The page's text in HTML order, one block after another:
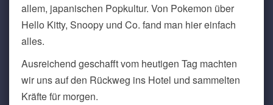
allem, japanischen Popkultur. Von Pokemon über
Hello Kitty, Snoopy und Co. fand man hier einfach
alles.
Ausreichend geschafft vom heutigen Tag machten
wir uns auf den Rückweg ins Hotel und sammelten
Kräfte für morgen.